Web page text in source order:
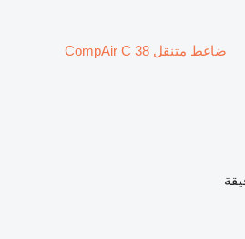
ضاغط متنقل CompAir C 38